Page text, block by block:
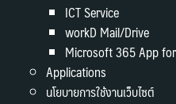
ICT Service
workD Mail/Drive
Microsoft 365 App
Applications
นโยบายการใช้งานเว็บไซต์